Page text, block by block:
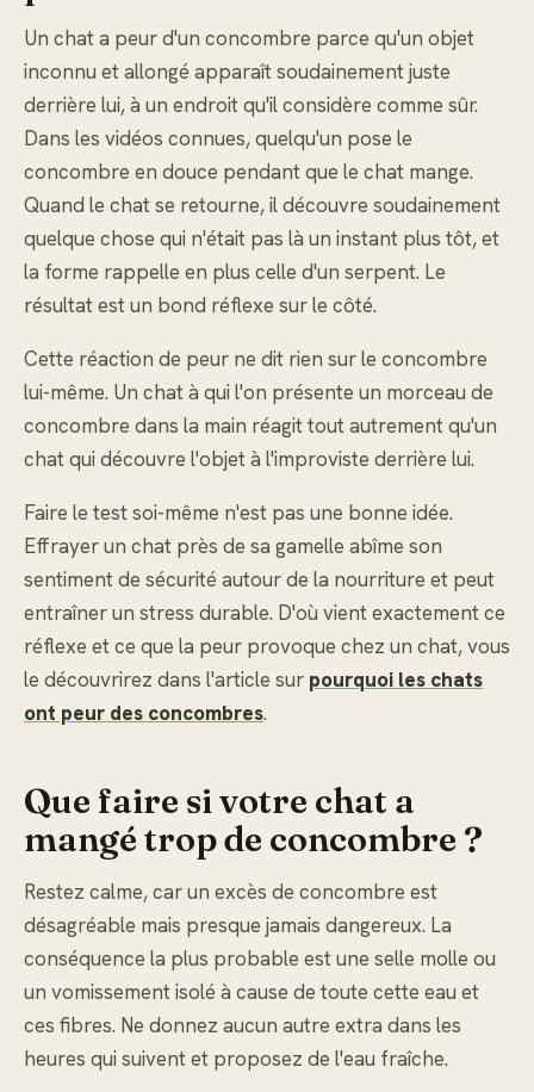
Un chat a peur d'un concombre parce qu'un objet
inconnu et allongé apparaît soudainement juste
derrière lui, à un endroit qu'il considère comme sûr.
Dans les vidéos connues, quelqu'un pose le
concombre en douce pendant que le chat mange.
Quand le chat se retourne, il découvre soudainement
quelque chose qui n'était pas là un instant plus tôt, et
la forme rappelle en plus celle d'un serpent. Le
résultat est un bond réflexe sur le côté.
Cette réaction de peur ne dit rien sur le concombre
lui-même. Un chat à qui l'on présente un morceau de
concombre dans la main réagit tout autrement qu'un
chat qui découvre l'objet à l'improviste derrière lui.
Faire le test soi-même n'est pas une bonne idée.
Effrayer un chat près de sa gamelle abîme son
sentiment de sécurité autour de la nourriture et peut
entraîner un stress durable. D'où vient exactement ce
réflexe et ce que la peur provoque chez un chat, vous
le découvrirez dans l'article sur pourquoi les chats
ont peur des concombres.
Que faire si votre chat a
mangé trop de concombre ?
Restez calme, car un excès de concombre est
désagréable mais presque jamais dangereux. La
conséquence la plus probable est une selle molle ou
un vomissement isolé à cause de toute cette eau et
ces fibres. Ne donnez aucun autre extra dans les
heures qui suivent et proposez de l'eau fraîche.